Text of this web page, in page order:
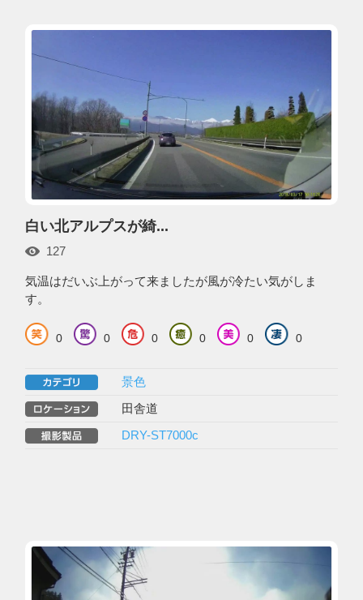
白い北アルプスが綺...
127
気温はだいぶ上がって来ましたが風が冷たい気がしま
す。
0 0 0 0 0 0
景色
田舎道
DRY-ST7000c